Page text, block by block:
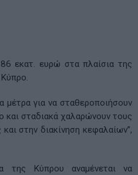
εκατ. ευρώ στα πλαίσια της
μέτρα για να σταθεροποιήσουν
και σταδιακά χαλαρώνουν τους
στην διακίνηση κεφαλαίων”,
της Κύπρου αναμένεται να